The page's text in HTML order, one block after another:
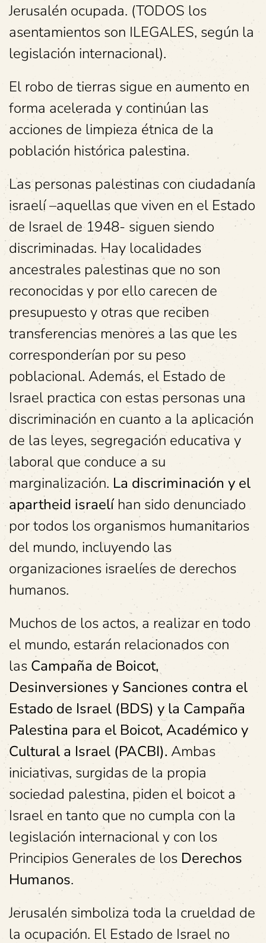
Jerusalén ocupada. (TODOS los
asentamientos son ILEGALES, según la
legislación internacional).
El robo de tierras sigue en aumento en
forma acelerada y continúan las
acciones de limpieza étnica de la
población histórica palestina.
Las personas palestinas con ciudadanía
israelí –aquellas que viven en el Estado
de Israel de 1948- siguen siendo
discriminadas. Hay localidades
ancestrales palestinas que no son
reconocidas y por ello carecen de
presupuesto y otras que reciben
transferencias menores a las que les
corresponderían por su peso
poblacional. Además, el Estado de
Israel practica con estas personas una
discriminación en cuanto a la aplicación
de las leyes, segregación educativa y
laboral que conduce a su
marginalización. La discriminación y el
apartheid israelí han sido denunciado
por todos los organismos humanitarios
del mundo, incluyendo las
organizaciones israelíes de derechos
humanos.
Muchos de los actos, a realizar en todo
el mundo, estarán relacionados con
las Campaña de Boicot,
Desinversiones y Sanciones contra el
Estado de Israel (BDS) y la Campaña
Palestina para el Boicot, Académico y
Cultural a Israel (PACBI). Ambas
iniciativas, surgidas de la propia
sociedad palestina, piden el boicot a
Israel en tanto que no cumpla con la
legislación internacional y con los
Principios Generales de los Derechos
Humanos.
Jerusalén simboliza toda la crueldad de
la ocupación. El Estado de Israel no